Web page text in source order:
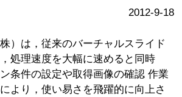
2012-9-18
）は，従来のバーチャルスライド
処理速度を大幅に速めると同時
条件の設定や取得画像の確認 作業
より，使い易さを飛躍的に向上さ